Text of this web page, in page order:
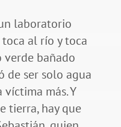
laboratorio
al río y toca
bañado
de ser solo agua
más. Y
tierra, hay que